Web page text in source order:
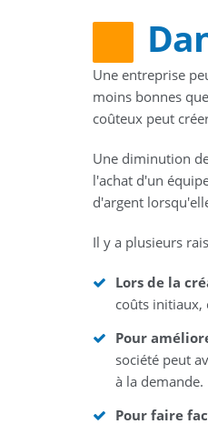
Une entreprise
moins bonnes
coûteux peut
Une diminution
l'achat d'un
d'argent
Il y a plusieurs
Lors de la
coûts initiaux,
Pour
société peut
à la demande.
Pour faire